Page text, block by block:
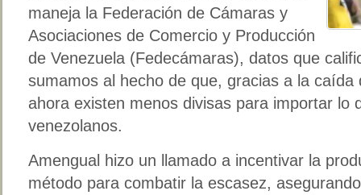
maneja la Federación de Cámaras y
Asociaciones de Comercio y Producción
de Venezuela (Fedecámaras), datos que
sumamos al hecho de que, gracias a la caída
ahora existen menos divisas para importar lo
venezolanos.
Amengual hizo un llamado a incentivar la
método para combatir la escasez,